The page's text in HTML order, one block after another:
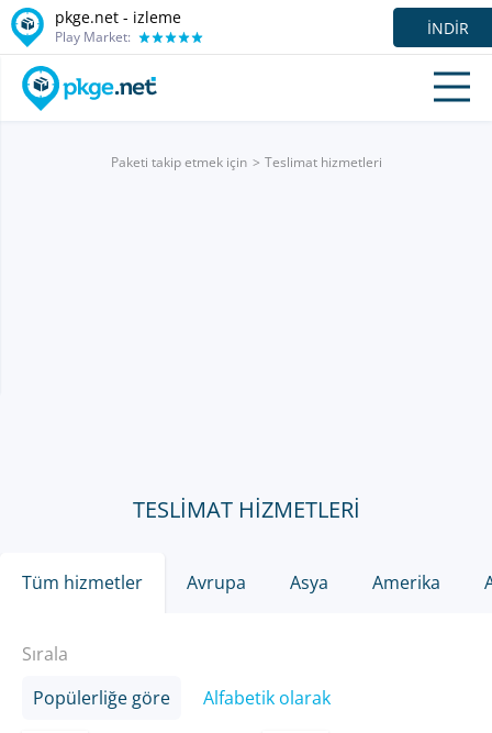
pkge.net - izleme
Play Market: İNDIR
Paketi takip etmek için Teslimat hizmetleri
TESLIMAT HIZMETLERI
Tüm hizmetler Avrupa Asya Amerika
Sırala
Popülerliğe göre
Alfabetik olarak